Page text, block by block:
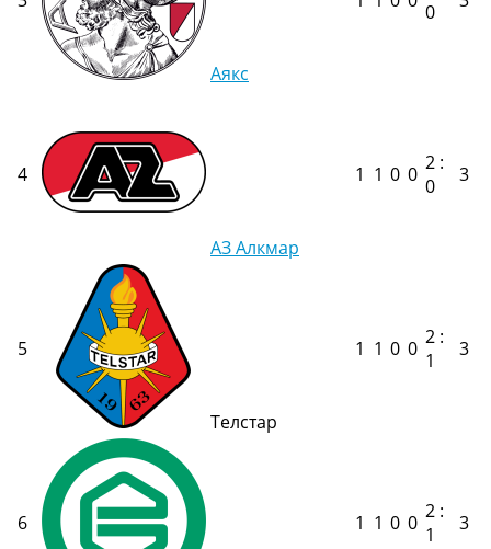
Україна. Прем’єр-Ліга
Україна. Перша Ліга
Ліга Чемпіонів
Англія. Прем’єр-Ліга
Ще Турніри >>>
Таблиці
Чемпіонат Світу. Турнирні таблиці
Таблиця УПЛ
Таблиця АПЛ
Таблиця Ла Ліги
Таблиця Ліги Чемпіонів
Всі таблиці >>>
Рейтинги
Рейтинг країн УЄФА
Рейтинг клубів УЄФА
Рейтинг ФІФА
Телепрограма
Аякс
0
4
АЗ Алкмар
1 1 0 0 2 :
0
3
5
Телстар
1 1 0 0 2 :
1
3
6 1 1 0 0 2 :
1
3